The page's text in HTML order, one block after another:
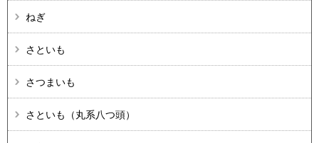
ねぎ
さといも
さつまいも
さといも（丸系八つ頭）